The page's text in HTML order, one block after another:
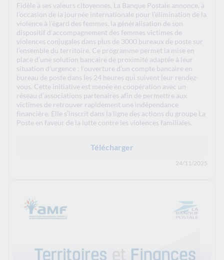
Fidèle à ses valeurs citoyennes, La Banque Postale annonce, à
l’occasion de la journée internationale pour l’élimination de la
violence à l’égard des femmes, la généralisation de son
dispositif d’accompagnement des femmes victimes de
violences conjugales dans plus de 3000 bureaux de poste sur
l’ensemble du territoire. Ce programme permet la mise en
place d’une solution bancaire de proximité adaptée à leur
situation d’urgence : l’ouverture d’un compte bancaire en
bureau de poste dans les 24 heures qui suivent leur rendez-
vous. Cette initiative est menée en coopération avec un
réseau d’associations partenaires afin de permettre aux
victimes de retrouver rapidement une indépendance
financière. Elle s’inscrit dans la ligne des actions du groupe La
Poste en faveur de la lutte contre les violences familiales.
Télécharger
24/11/2025